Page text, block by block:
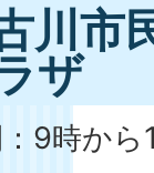
川市
ザ
9時から